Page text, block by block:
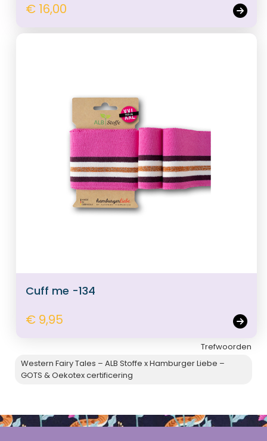
€ 16,00
Cuff me -134
€ 9,95
Trefwoorden
Western Fairy Tales – ALB Stoffe x Hamburger Liebe –
GOTS & Oekotex certificering